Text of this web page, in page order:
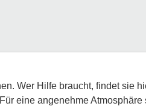
Wer Hilfe braucht, findet sie
eine angenehme